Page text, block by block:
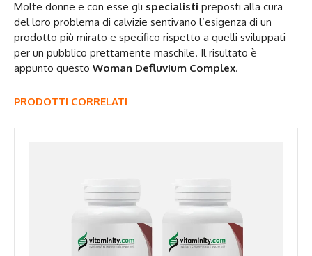
Molte donne e con esse gli specialisti preposti alla cura
del loro problema di calvizie sentivano l’esigenza di un
prodotto più mirato e specifico rispetto a quelli sviluppati
per un pubblico prettamente maschile. Il risultato è
appunto questo Woman Defluvium Complex.
PRODOTTI CORRELATI